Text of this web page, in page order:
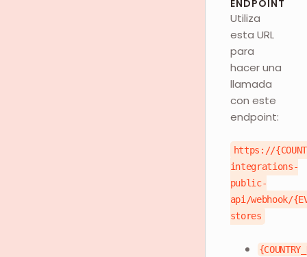
ENDPOINT
Utiliza
esta URL
para
hacer una
llamada
con este
endpoint:
https://
integrations-
public-
api/webhook/
stores